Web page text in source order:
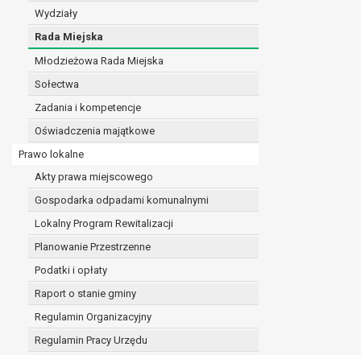
Wydziały
Rada Miejska
Młodzieżowa Rada Miejska
Sołectwa
Zadania i kompetencje
Oświadczenia majątkowe
Prawo lokalne
Akty prawa miejscowego
Gospodarka odpadami komunalnymi
Lokalny Program Rewitalizacji
Planowanie Przestrzenne
Podatki i opłaty
Raport o stanie gminy
Regulamin Organizacyjny
Regulamin Pracy Urzędu
realizacji zadań wynikających z przepisów
szeregu ustaw kompetencyjnych
zawarcia i realizacji umów;
ochrony żywotnych interesów osoby, której
w pozostałych przypadkach dane osobowe
W związku z przetwarzaniem danych w celu
osobowych. Odbiorcami mogą być:
Pani/Pana dane osobowe będą przetwarzane przez
przepisy prawa powszechnie obowiązującego.
W przypadku, gdy dane osobowe przetwarzane są na
W przypadku, gdy dane osobowe przetwarzane są w
czasie w zakresie wymaganym przez przepisy prawa
rozliczeniu umowy, do czasu wycofania tej zgody.
Ponadto w przypadku umów o dofinansowanie dane
beneficjentem a określoną instytucją, trwałości
W związku z przetwarzaniem przez administratora
prawo dostępu do treści danych oraz